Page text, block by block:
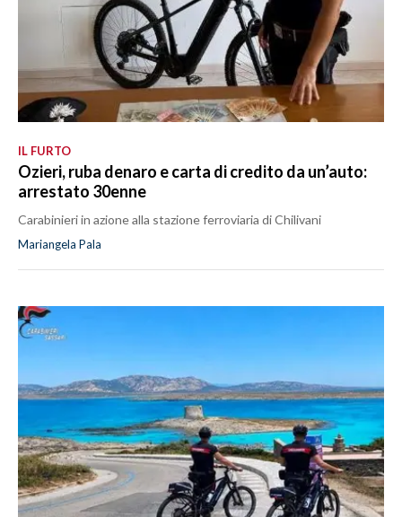
IL FURTO
Ozieri, ruba denaro e carta di credito da un’auto:
arrestato 30enne
Carabinieri in azione alla stazione ferroviaria di Chilivani
Mariangela Pala